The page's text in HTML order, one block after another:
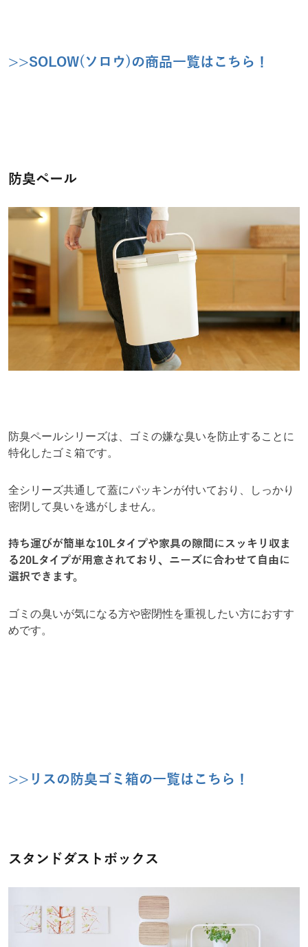
>>SOLOW(ソロウ)の商品一覧はこちら！
防臭ペール
防臭ペールシリーズは、ゴミの嫌な臭いを防止することに
特化したゴミ箱です。
全シリーズ共通して蓋にパッキンが付いており、しっかり
密閉して臭いを逃がしません。
持ち運びが簡単な10Lタイプや家具の隙間にスッキリ収ま
る20Lタイプが用意されており、ニーズに合わせて自由に
選択できます。
ゴミの臭いが気になる方や密閉性を重視したい方におすす
めです。
>>リスの防臭ゴミ箱の一覧はこちら！
スタンドダストボックス